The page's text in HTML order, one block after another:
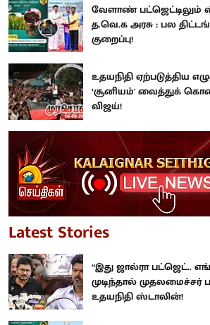
வேளாண் பட்ஜெட்டிலும்
த.வெ.க அரசு : பல
குறைப்பு!
உதயநிதி ஏற்படுத்திய
‘சூனியம்' வைத்துக்
விஜய்!
Latest Stories
“இது ஜால்ரா பட்ஜெட்..
முடிந்தால் முதலமைச்சர்
உதயநிதி ஸ்டாலின்!